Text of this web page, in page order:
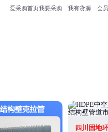
爱采购首页我要采购 我有货源 会
四川固地